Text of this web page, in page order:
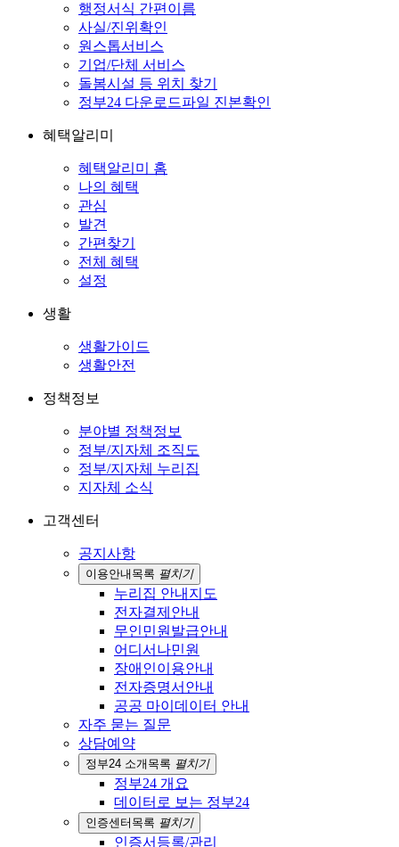
행정서식 간편이름
사실/진위확인
원스톱서비스
기업/단체 서비스
돌봄시설 등 위치 찾기
정부24 다운로드파일 진본확인
혜택알리미
혜택알리미 홈
나의 혜택
관심
발견
간편찾기
전체 혜택
설정
생활
생활가이드
생활안전
정책정보
분야별 정책정보
정부/지자체 조직도
정부/지자체 누리집
지자체 소식
고객센터
공지사항
이용안내 목록 펼치기
누리집 안내지도
전자결제안내
무인민원발급안내
어디서나민원
장애인이용안내
전자증명서안내
공공 마이데이터 안내
자주 묻는 질문
상담예약
정부24 소개 목록 펼치기
정부24 개요
데이터로 보는 정부24
인증센터 목록 펼치기
인증서등록/관리